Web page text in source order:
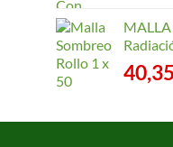
MALLA
40,35